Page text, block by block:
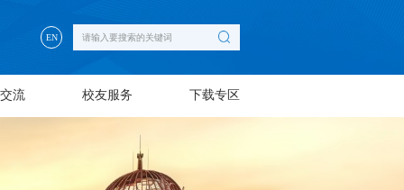
EN
流 校友服务 下载专区